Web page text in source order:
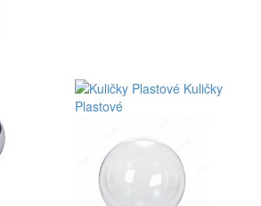
Kuličky
Plastové